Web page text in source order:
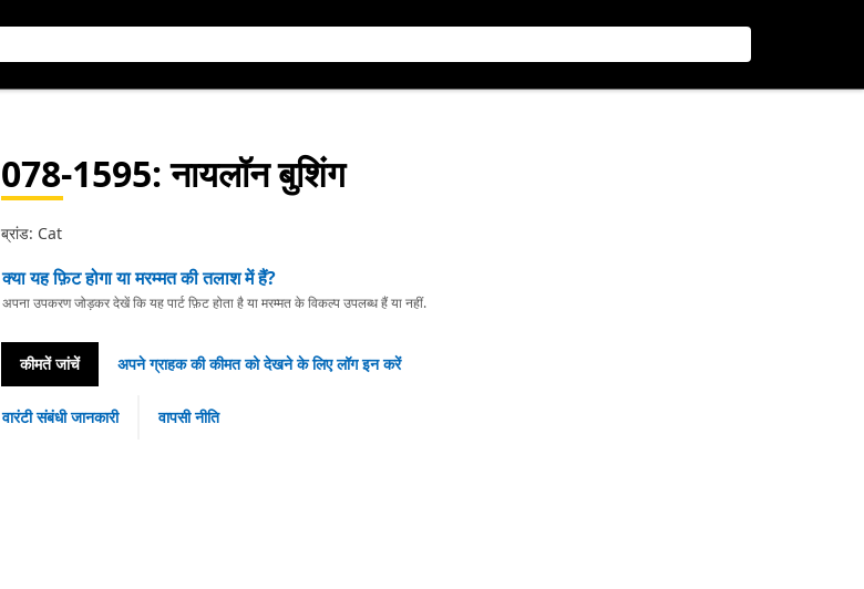
078-1595: नायलॉन बुशिंग
ब्रांड: Cat
क्या यह फ़िट होगा या मरम्मत की तलाश में हैं?
अपना उपकरण जोड़कर देखें कि यह पार्ट फ़िट होता है या मरम्मत के विकल्प उपलब्ध हैं या नहीं.
कीमतें जांचें अपने ग्राहक की कीमत को देखने के लिए लॉग इन करें
वारंटी संबंधी जानकारी वापसी नीति